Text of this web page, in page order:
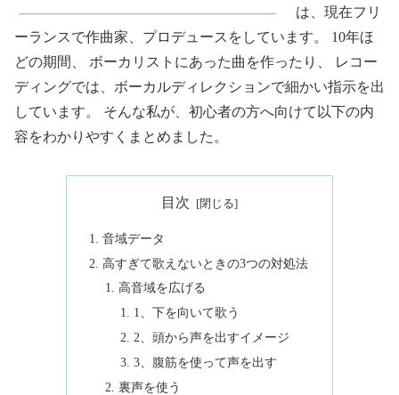
は、現在フリ
ーランスで作曲家、プロデュースをしています。 10年ほ
どの期間、 ボーカリストにあった曲を作ったり、 レコー
ディングでは、ボーカルディレクションで細かい指示を出
しています。 そんな私が、初心者の方へ向けて以下の内
容をわかりやすくまとめました。
目次
音域データ
高すぎて歌えないときの3つの対処法
高音域を広げる
1、下を向いて歌う
2、頭から声を出すイメージ
3、腹筋を使って声を出す
裏声を使う